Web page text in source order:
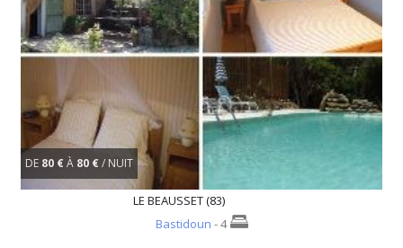
DE 80 €À 80 €/ NUIT
LE BEAUSSET (83)
Bastidoun - 4